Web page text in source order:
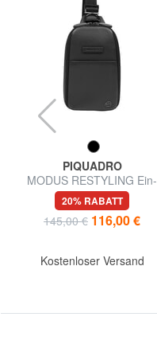
PIQUADRO
MODUS RESTYLING Ein-
Schulter-Rucksack mit
iPhone®-Halterung
20% RABATT
145,00 € 116,00 €
Kostenloser Versand